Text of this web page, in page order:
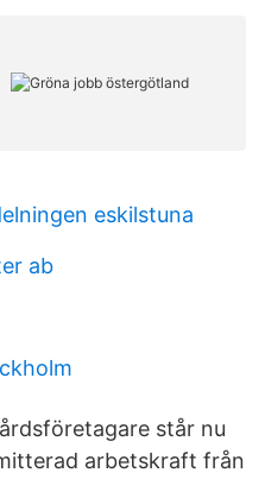
eskilstuna
ab
står nu
arbetskraft från